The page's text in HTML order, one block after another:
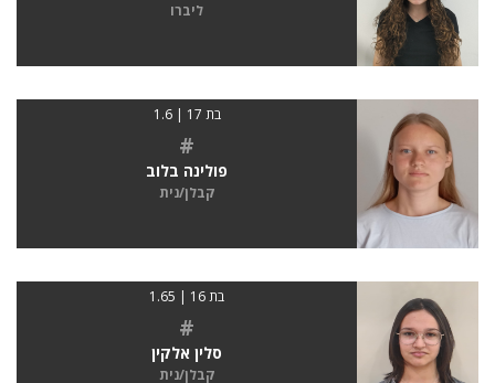
ליברו
בת 17 | 1.6
#
פולינה בלוב
קבלן/נית
בת 16 | 1.65
#
סלין אלקין
קבלן/נית